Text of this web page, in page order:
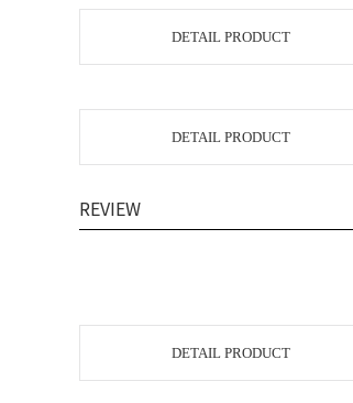
DETAIL PRODUCT
DETAIL PRODUCT
REVIEW
DETAIL PRODUCT